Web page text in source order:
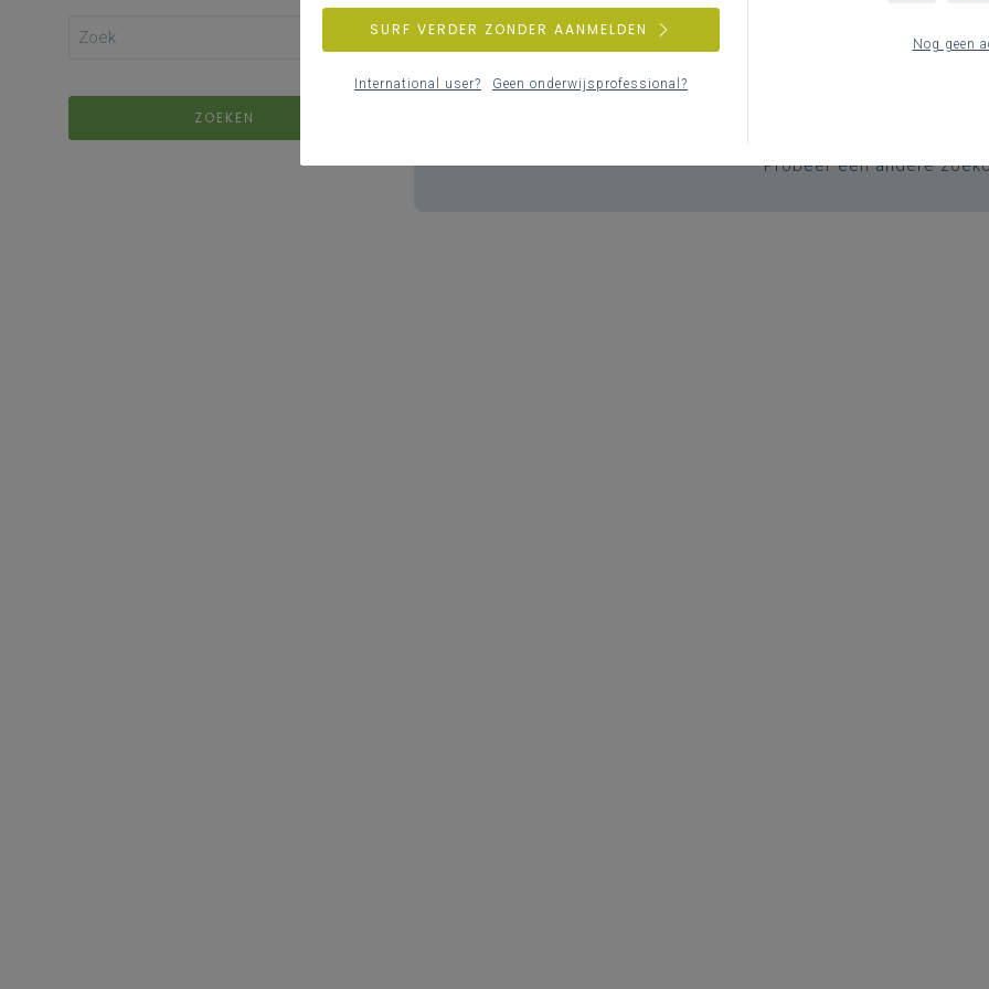
ZOEKEN
Er komen geen items overeen met
Probeer een andere
Nog geen
SURF VERDER ZONDER AANMELDEN
International user? Geen onderwijsprofessional?